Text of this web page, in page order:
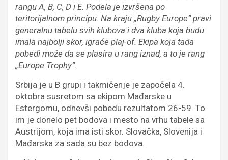
rangu A, B, C, D i E. Podela je izvršena po
teritorijalnom principu. Na kraju „Rugby Europe” pravi
generalnu tabelu svih klubova i dva kluba koja budu
imala najbolji skor, igraće plaj-of. Ekipa koja tada
pobedi može da se plasira u rang iznad, a to je rang
„Europe Trophy”.
Srbija je u B grupi i takmičenje je započela 4.
oktobra susretom sa ekipom Mađarske u
Estergomu, odnevši pobedu rezultatom 26-59. To
im je donelo pet bodova i mesto na vrhu tabele sa
Austrijom, koja ima isti skor. Slovačka, Slovenija i
Mađarska za sada su bez bodova.